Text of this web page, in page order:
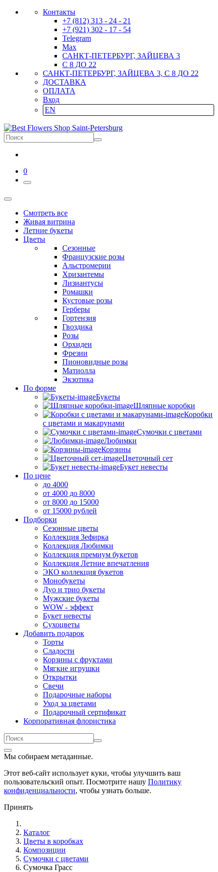
Контакты
+7 (812) 313 - 24 - 21
+7 (921) 302 - 17 - 54
Telegram
Max
САНКТ-ПЕТЕРБУРГ, ЗАЙЦЕВА 3
С 8 ДО 22
САНКТ-ПЕТЕРБУРГ, ЗАЙЦЕВА 3, С 8 ДО 22
ДОСТАВКА
ОПЛАТА
Вход
EN
0
Смотреть все
Живая витрина
Летние букеты
Цветы
Сезонные
Французские розы
Альстромерии
Хризантемы
Лизиантусы
Ромашки
Кустовые розы
Герберы
Гортензия
Гвоздика
Розы
Орхидеи
Фрезии
Пионовидные розы
Матиолла
Экзотика
По форме
Букеты
Шляпные коробки
Коробки
с цветами и макарунами
Сумочки с цветами
Любимки
Корзины
Цветочный сет
Букет невесты
По цене
до 4000
от 4000 до 8000
от 8000 до 15000
от 15000 рублей
Подборки
Сезонные цветы
Коллекция Зефирка
Коллекция Любимки
Коллекция премиум букетов
Коллекция Летние впечатления
ЭКО коллекция букетов
Монобукеты
Дуо и трио букеты
Мужские букеты
WOW - эффект
Букет невесты
Сухоцветы
Добавить подарок
Торты
Сладости
Корзины с фруктами
Мягкие игрушки
Открытки
Свечи
Подарочные наборы
Уход за цветами
Подарочный сертификат
Корпоративная флористика
Мы собираем метаданные.
Этот веб-сайт использует куки, чтобы улучшить ваш
пользовательский опыт. Посмотрите нашу Политику
конфиденциальности, чтобы узнать больше.
Принять
Каталог
Цветы в коробках
Композиции
Сумочки с цветами
Сумочка Грасс